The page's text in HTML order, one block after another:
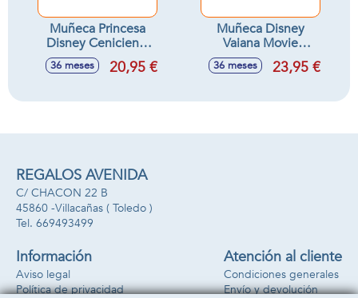
Muñeca Princesa
Disney Cenicienta
Reveal Con
Accesorios
cm
36 meses 20,95 €
Muñeca Disney
Vaiana Movie
Cantarina
36 meses 23,95 €
REGALOS AVENIDA
C/ CHACON 22 B
45860 -Villacañas ( Toledo )
669493499
Información
Aviso legal
Política de privacidad
Atención al cliente
Condiciones generales
Envío y devolución